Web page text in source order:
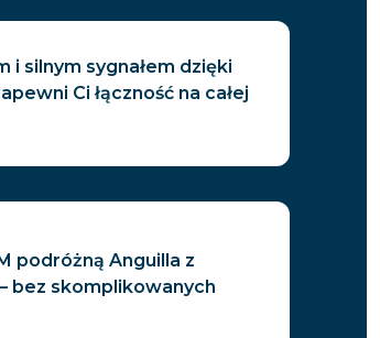
i silnym sygnałem dzięki
Ci łączność na całej
podróżną Anguilla z
bez skomplikowanych